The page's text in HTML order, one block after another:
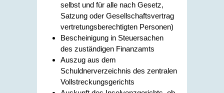
selbst und für alle nach Gesetz,
Satzung oder Gesellschaftsvertrag
vertretungsberechtigten Personen)
Bescheinigung in Steuersachen
des zuständigen Finanzamts
Auszug aus dem
Schuldnerverzeichnis des zentralen
Vollstreckungsgerichts